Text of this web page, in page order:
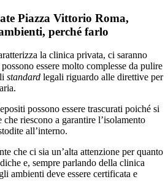
Piazza Vittorio Roma,
perché farlo
la clinica privata, ci saranno
essere molto complesse da pulire
standard legali riguardo alle direttive per
possono essere trascurati poiché si
riescono a garantire l’isolamento
all’interno.
che ci sia un’alta attenzione per quanto
e, sempre parlando della clinica
ambienti deve essere certificata e